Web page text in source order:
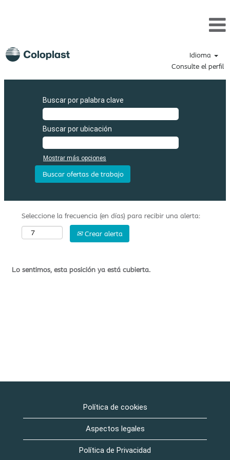
Idioma
Consulte el perfil
Buscar por palabra clave
Buscar por ubicación
Mostrar más opciones
Seleccione la frecuencia (en días) para recibir una alerta:
Crear alerta
Lo sentimos, esta posición ya está cubierta.
Política de cookies
Aspectos legales
Política de Privacidad